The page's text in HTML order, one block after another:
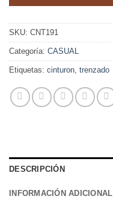
SKU: CNT191
Categoría: CASUAL
Etiquetas: cinturon, trenzado
DESCRIPCIÓN
INFORMACIÓN ADICIONAL